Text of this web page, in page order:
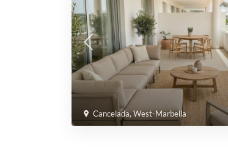
Cancelada, West-Marbella